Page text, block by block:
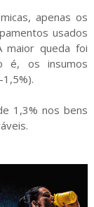
apenas os
usados
maior queda foi
é, os insumos
1,3% nos bens